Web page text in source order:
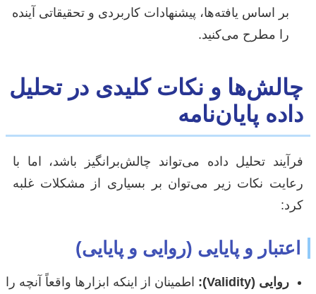
بر اساس یافته‌ها، پیشنهادات کاربردی و تحقیقاتی آینده
را مطرح می‌کنید.
چالش‌ها و نکات کلیدی در تحلیل
داده پایان‌نامه
فرآیند تحلیل داده می‌تواند چالش‌برانگیز باشد، اما با
رعایت نکات زیر می‌توان بر بسیاری از مشکلات غلبه
کرد:
اعتبار و پایایی (روایی و پایایی)
روایی (Validity):
اطمینان از اینکه ابزارها واقعاً آنچه را